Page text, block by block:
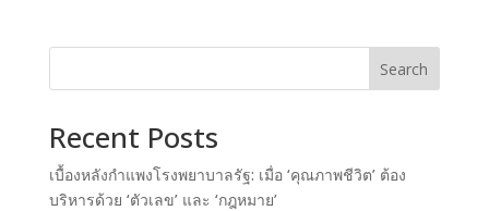
Search
Recent Posts
เบื้องหลังกำแพงโรงพยาบาลรัฐ: เมื่อ ‘คุณภาพชีวิต’ ต้อง
บริหารด้วย ‘ตัวเลข’ และ ‘กฎหมาย’